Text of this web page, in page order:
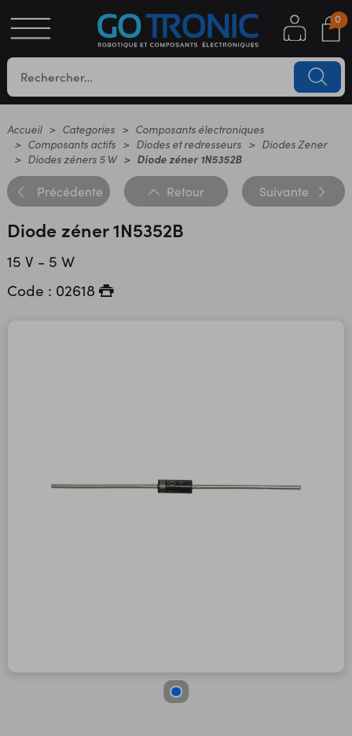
0
Accueil Categories
Composants électroniques
Composants actifs
Diodes et redresseurs
Diodes Zener
Diodes zéners 5 W
Diode zéner 1N5352B
Précédente Retour Suivante
Diode zéner 1N5352B
15 V - 5 W
Code : 02618